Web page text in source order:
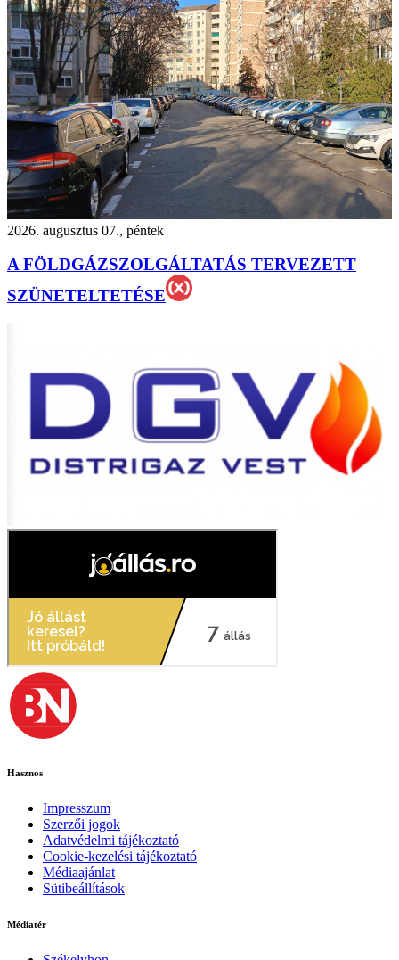
2026. augusztus 07., péntek
A FÖLDGÁZSZOLGÁLTATÁS TERVEZETT
SZÜNETELTETÉSE
Hasznos
Impresszum
Szerzői jogok
Adatvédelmi tájékoztató
Cookie-kezelési tájékoztató
Médiaajánlat
Sütibeállítások
Médiatér